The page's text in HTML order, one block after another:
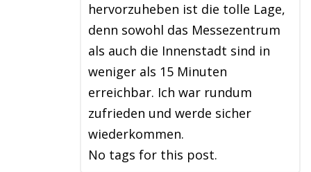
hervorzuheben ist die tolle Lage,
denn sowohl das Messezentrum
als auch die Innenstadt sind in
weniger als 15 Minuten
erreichbar. Ich war rundum
zufrieden und werde sicher
wiederkommen.
No tags for this post.